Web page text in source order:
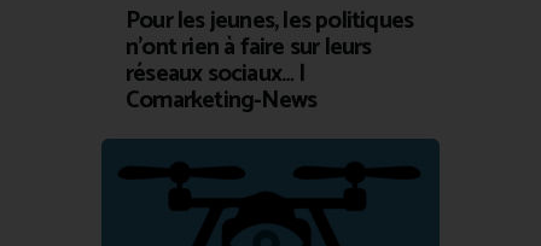
Pour les jeunes, les politiques
n’ont rien à faire sur leurs
réseaux sociaux… |
Comarketing-News